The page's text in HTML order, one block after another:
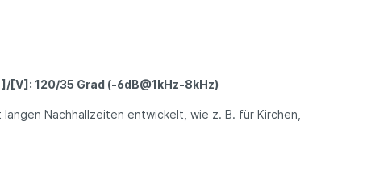
[V]: 120/35 Grad (-6dB@1kHz-8kHz)
Nachhallzeiten entwickelt, wie z. B. für Kirchen,